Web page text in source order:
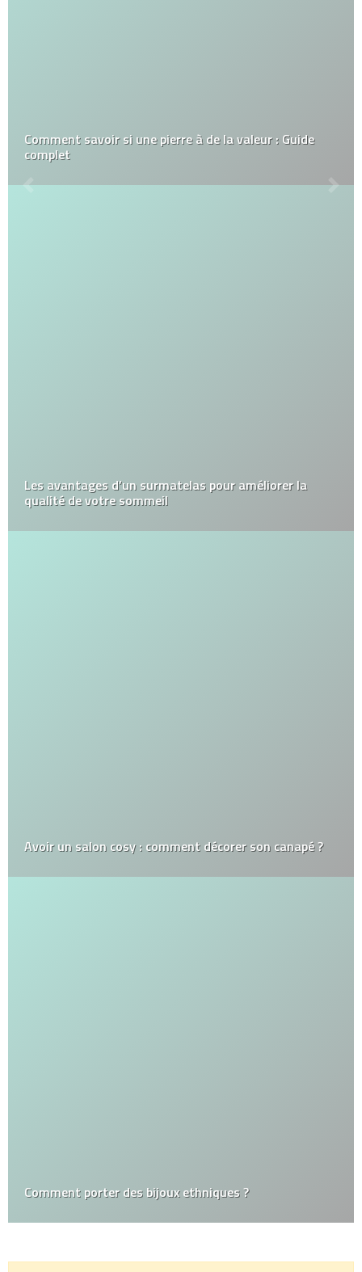
Comment savoir si une pierre à de la valeur : Guide
complet
Les avantages d’un surmatelas pour améliorer la
qualité de votre sommeil
Avoir un salon cosy : comment décorer son canapé ?
Comment porter des bijoux ethniques ?